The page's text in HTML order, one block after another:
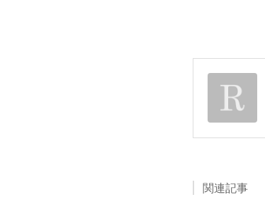
関連記事